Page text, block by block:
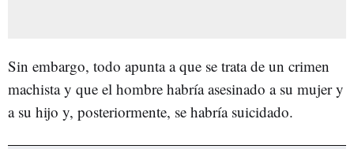
Sin embargo, todo apunta a que se trata de un crimen
machista y que el hombre habría asesinado a su mujer y
a su hijo y, posteriormente, se habría suicidado.